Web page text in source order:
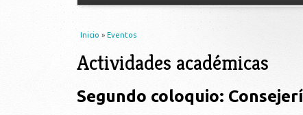
Usted está aquí
Inicio » Eventos
Actividades académicas
Segundo coloquio: